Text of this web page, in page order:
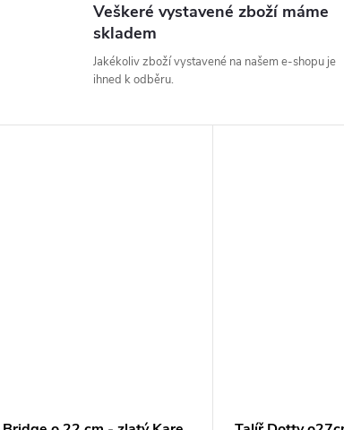
Veškeré vystavené zboží máme
skladem
Jakékoliv zboží vystavené na našem e-shopu je
ihned k odběru.